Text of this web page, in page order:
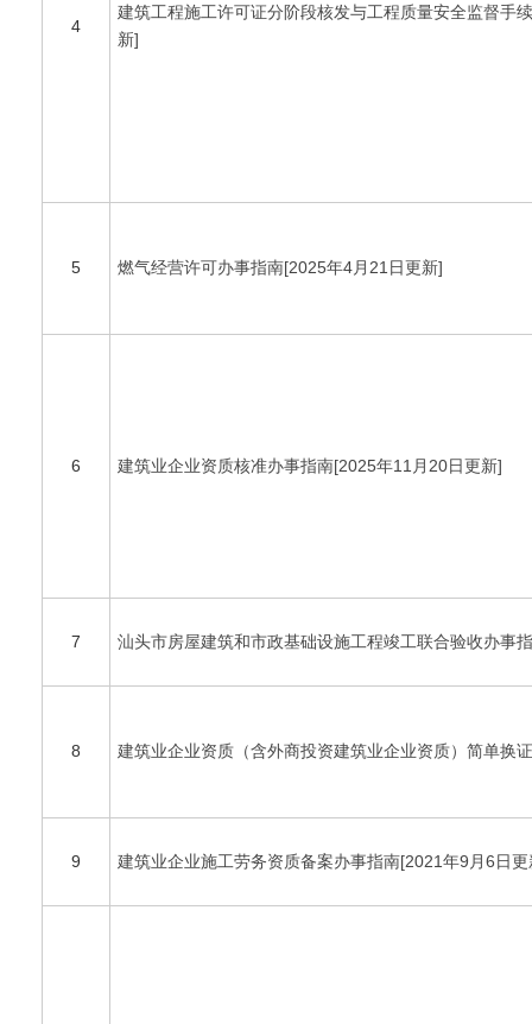
4
建筑工程施工许可证分阶段核发与工程质量安全监督手
新]
5 燃气经营许可办事指南[2025年4月21日更新]
6 建筑业企业资质核准办事指南[2025年11月20日更新]
7 汕头市房屋建筑和市政基础设施工程竣工联合验收办事
8 建筑业企业资质（含外商投资建筑业企业资质）简单换
9 建筑业企业施工劳务资质备案办事指南[2021年9月6日更